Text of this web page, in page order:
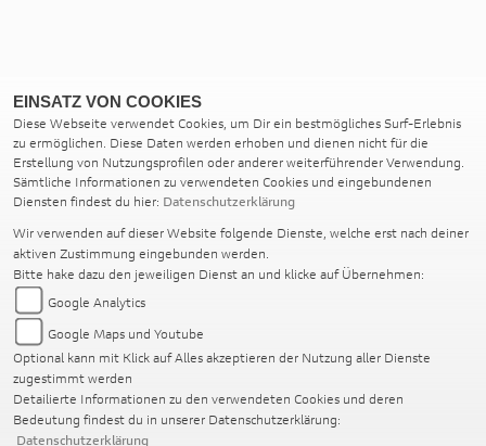
EINSATZ VON COOKIES
Diese Webseite verwendet Cookies, um Dir ein bestmögliches Surf-Erlebnis
zu ermöglichen. Diese Daten werden erhoben und dienen nicht für die
Erstellung von Nutzungsprofilen oder anderer weiterführender Verwendung.
Sämtliche Informationen zu verwendeten Cookies und eingebundenen
Diensten findest du hier: Datenschutzerklärung
Wir verwenden auf dieser Website folgende Dienste, welche erst nach deiner
aktiven Zustimmung eingebunden werden.
Bitte hake dazu den jeweiligen Dienst an und klicke auf Übernehmen:
Google Analytics
Google Maps und Youtube
Optional kann mit Klick auf Alles akzeptieren der Nutzung aller Dienste
zugestimmt werden
Detailierte Informationen zu den verwendeten Cookies und deren
Bedeutung findest du in unserer Datenschutzerklärung:
Datenschutzerklärung